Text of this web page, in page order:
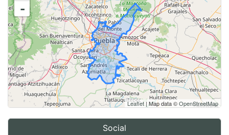
-
Leaflet | Map data ©OpenStreetMap
Social